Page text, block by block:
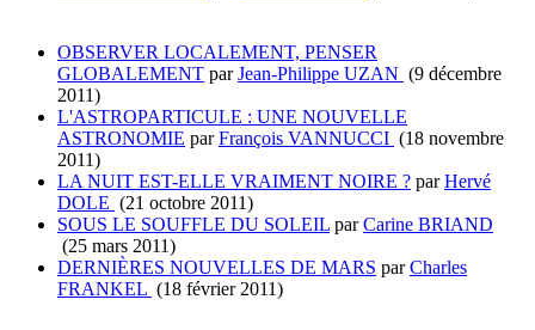
OBSERVER LOCALEMENT, PENSER
GLOBALEMENT parJean-Philippe UZAN (9 décembre
2011)
L'ASTROPARTICULE : UNE NOUVELLE
ASTRONOMIE parFrançois VANNUCCI (18 novembre
2011)
LA NUIT EST-ELLE VRAIMENT NOIRE ? parHervé
DOLE (21 octobre 2011)
SOUS LE SOUFFLE DU SOLEIL parCarine BRIAND
(25 mars 2011)
DERNIÈRES NOUVELLES DE MARS parCharles
FRANKEL (18 février 2011)